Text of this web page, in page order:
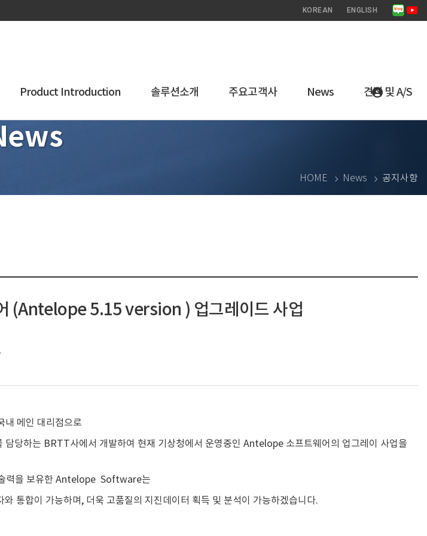
KOREAN ENGLISH
Product Introduction 솔루션소개 주요고객사 News 견적 및 A/S
HOME News 공지사항
(Antelope 5.15 version ) 업그레이드 사업
메인 대리점으로
당하는 BRTT사에서 개발하여 현재 기상청에서 운영중인 Antelope 소프트웨어의 업그레이 사업을
력을 보유한 Antelope Software는
통합이 가능하며, 더욱 고품질의 지진데이터 획득 및 분석이 가능하겠습니다.